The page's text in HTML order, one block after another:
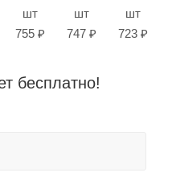
шт
755 ₽
шт
747 ₽
шт
723 ₽
бесплатно!